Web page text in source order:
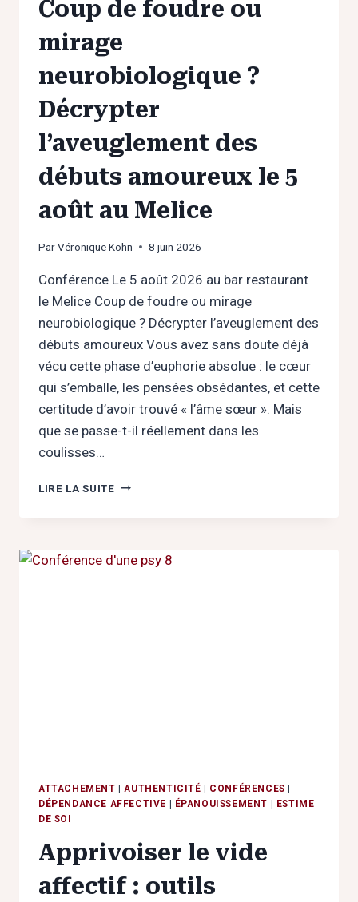
Coup de foudre ou
mirage
neurobiologique ?
Décrypter
l’aveuglement des
débuts amoureux le 5
août au Melice
ParVéronique Kohn 8 juin 2026
Conférence Le 5 août 2026 au bar restaurant
le Melice Coup de foudre ou mirage
neurobiologique ? Décrypter l’aveuglement des
débuts amoureux Vous avez sans doute déjà
vécu cette phase d’euphorie absolue : le cœur
qui s’emballe, les pensées obsédantes, et cette
certitude d’avoir trouvé « l’âme sœur ». Mais
que se passe-t-il réellement dans les
coulisses…
LIRE LA SUITECOUP
NEUROBIOLOGIQUE
ATTACHEMENT |AUTHENTICITÉ CONFÉRENCES
DÉPENDANCE AFFECTIVE
ÉPANOUISSEMENT
ESTIME
DE SOI
Apprivoiser le vide
affectif : outils